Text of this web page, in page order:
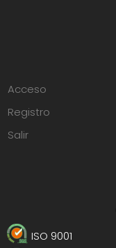
Acceso
Registro
Salir
ISO 9001